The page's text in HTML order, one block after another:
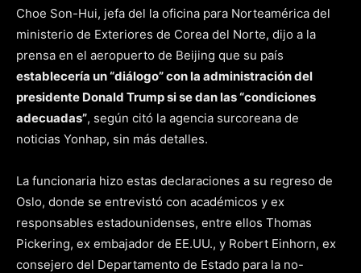
Choe Son-Hui, jefa del la oficina para Norteamérica del
ministerio de Exteriores de Corea del Norte, dijo a la
prensa en el aeropuerto de Beijing que su país
establecería un “diálogo” con la administración del
presidente Donald Trump si se dan las “condiciones
adecuadas”, según citó la agencia surcoreana de
noticias Yonhap, sin más detalles.
La funcionaria hizo estas declaraciones a su regreso de
Oslo, donde se entrevistó con académicos y ex
responsables estadounidenses, entre ellos Thomas
Pickering, ex embajador de EE.UU., y Robert Einhorn, ex
consejero del Departamento de Estado para la no-